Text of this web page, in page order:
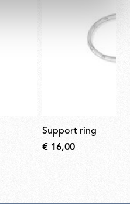
support ring
€ 16,00